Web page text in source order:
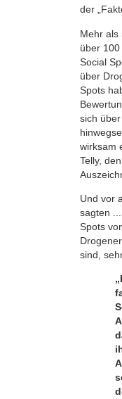
der
Mehr als
über
Social
über
Spots
sich
wirksam
Telly,
Und vor
sagten
Spots
sind,